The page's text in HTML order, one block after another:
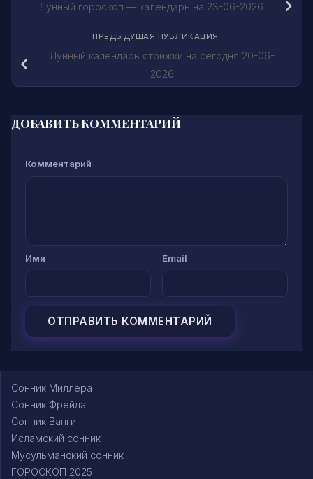
Лунный гороскоп — календарь на 23-06-2026
ПРЕДЫДУЩАЯ ПУБЛИКАЦИЯ
Лунный календарь стрижки на сегодня 20-06-
2026
ДОБАВИТЬ КОММЕНТАРИЙ
Комментарий
Имя Email
Сонник Миллера
Сонник Фрейда
Сонник Ванги
Исламский сонник
Мусульманский сонник
ГОРОСКОП 2025